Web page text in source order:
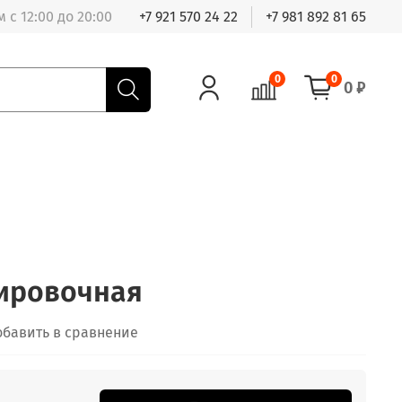
с 12:00 до 20:00 +7 921 570 24 22 +7 981 892 81 65
0 0 0 ₽
в сравнение